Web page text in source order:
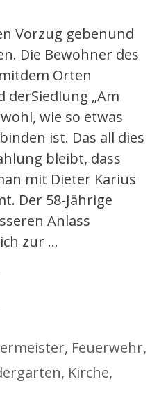
Vorzug gebenund
Die Bewohner des
Orten
derSiedlung „Am
wie so etwas
ist. Das all dies
bleibt, dass
mit Dieter Karius
Der 58-Jährige
Anlass
zur …
, Feuerwehr,
, Kirche,